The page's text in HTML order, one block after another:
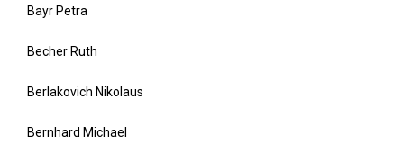
Bayr Petra
Becher Ruth
Berlakovich Nikolaus
Bernhard Michael